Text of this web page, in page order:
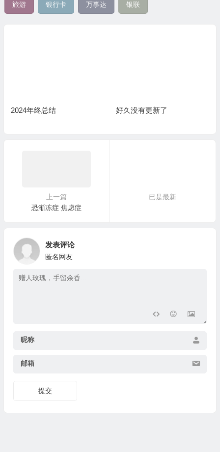
旅游 银行卡 万事达 银联
2024年终总结 好久没有更新了
上一篇
恐渐冻症 焦虑症
已是最新
发表评论
匿名网友
昵称
邮箱
提交